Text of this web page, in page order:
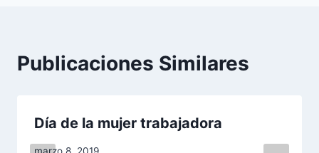
Publicaciones Similares
Día de la mujer trabajadora
marzo 8, 2019